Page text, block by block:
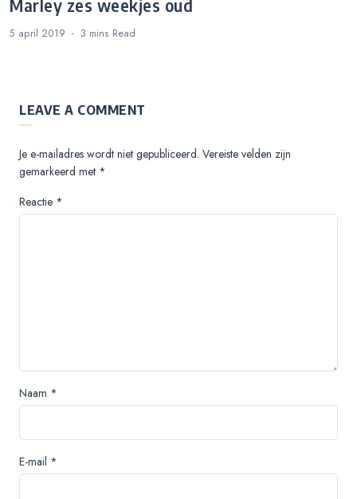
Marley zes weekjes oud
5 april 2019 3 mins Read
LEAVE A COMMENT
Je e-mailadres wordt niet gepubliceerd. Vereiste velden zijn
gemarkeerd met *
Reactie *
Naam *
E-mail *